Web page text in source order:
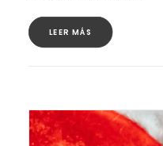
LEER MÁS